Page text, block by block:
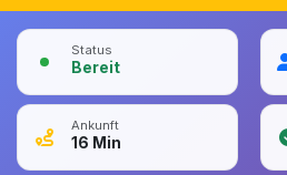
Status
Bereit
Ankunft
16 Min